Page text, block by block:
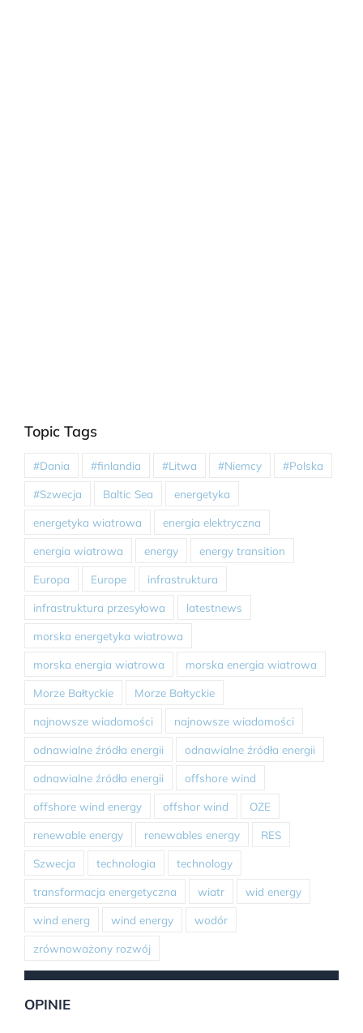
Topic Tags
#Dania #finlandia #Litwa #Niemcy #Polska
#Szwecja Baltic Sea energetyka
energetyka wiatrowa energia elektryczna
energia wiatrowa energy energy transition
Europa Europe infrastruktura
infrastruktura przesyłowa latestnews
morska energetyka wiatrowa
morska energia wiatrowa morska energia wiatrowa
Morze Bałtyckie Morze Bałtyckie
najnowsze wiadomości najnowsze wiadomości
odnawialne źródła energii odnawialne źródła energii
odnawialne źródła energii offshore wind
offshore wind energy offshor wind OZE
renewable energy renewables energy RES
Szwecja technologia technology
transformacja energetyczna wiatr wid energy
wind energ wind energy wodór
zrównoważony rozwój
OPINIE